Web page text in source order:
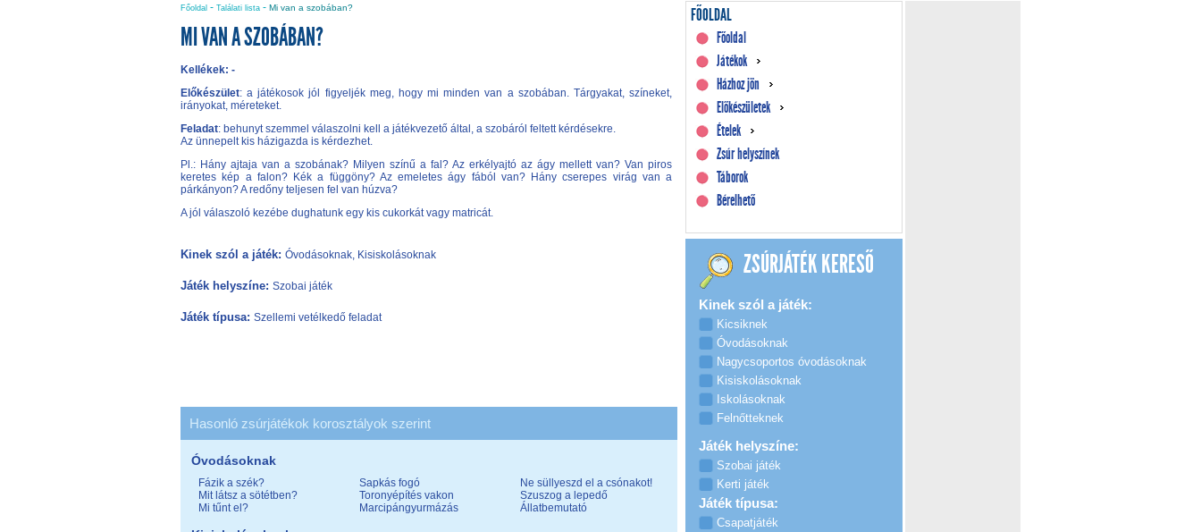
Főoldal - Találati lista - Mi van a szobában?
MI VAN A SZOBÁBAN?
Kellékek: -
Előkészület: a játékosok jól figyeljék meg, hogy mi minden van a szobában. Tárgyakat, színeket,
irányokat, méreteket.
Feladat: behunyt szemmel válaszolni kell a játékvezető által, a szobáról feltett kérdésekre.
Az ünnepelt kis házigazda is kérdezhet.
Pl.: Hány ajtaja van a szobának? Milyen színű a fal? Az erkélyajtó az ágy mellett van? Van piros
keretes kép a falon? Kék a függöny? Az emeletes ágy fából van? Hány cserepes virág van a
párkányon? A redőny teljesen fel van húzva?
A jól válaszoló kezébe dughatunk egy kis cukorkát vagy matricát.
Kinek szól a játék: Óvodásoknak, Kisiskolásoknak
Játék helyszíne: Szobai játék
Játék típusa: Szellemi vetélkedő feladat
Hasonló zsúrjátékok korosztályok szerint
Óvodásoknak
Fázik a szék? Sapkás fogó
Ne süllyeszd el a csónakot!
Mit látsz a sötétben?
Toronyépítés vakon
Szuszog a lepedő
Mi tűnt el?
Marcipángyurmázás Állatbemutató
FŐOLDAL
Főoldal
Játékok
Házhoz jön
Előkészületek
Ételek
Zsúr helyszínek
Táborok
Bérelhető
ZSÚRJÁTÉK KERESŐ
Kinek szól a játék:
Kicsiknek
Óvodásoknak
Nagycsoportos óvodásoknak
Kisiskolásoknak
Iskolásoknak
Felnőtteknek
Játék helyszíne:
Szobai játék
Kerti játék
Játék típusa:
Csapatjáték